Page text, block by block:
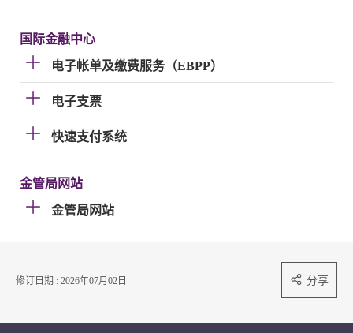
国际金融中心
电子帐单及缴费服务（EBPP）
电子支票
快速支付系统
金管局网站
金管局网站
修订日期 : 2026年07月02日 分享